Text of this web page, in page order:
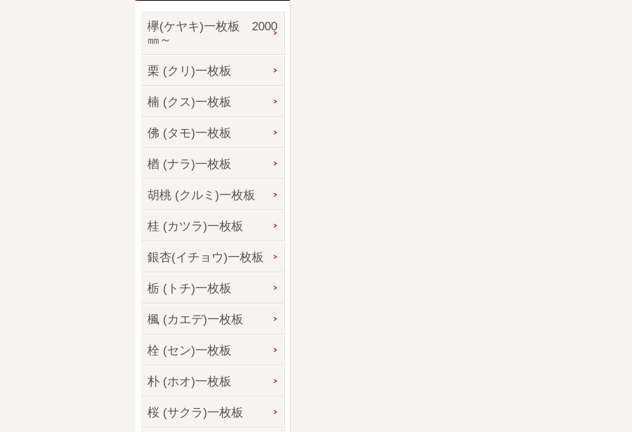
欅(ケヤキ)一枚板 2000
㎜～
栗 (クリ)一枚板
楠 (クス)一枚板
佛 (タモ)一枚板
楢 (ナラ)一枚板
胡桃 (クルミ)一枚板
桂 (カツラ)一枚板
銀杏(イチョウ)一枚板
栃 (トチ)一枚板
楓 (カエデ)一枚板
栓 (セン)一枚板
朴 (ホオ)一枚板
桜 (サクラ)一枚板